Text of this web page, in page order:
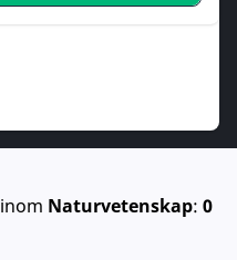
inom Naturvetenskap: 0